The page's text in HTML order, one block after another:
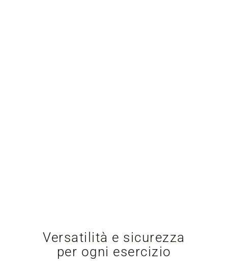
Versatilità e sicurezza
per ogni esercizio